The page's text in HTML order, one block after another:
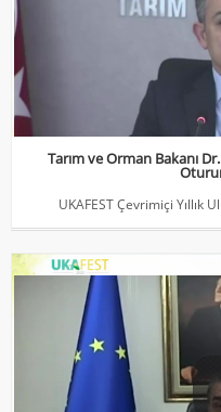
UKAFEST Çevrimiçi Yıllık
Tarım ve Orman Bakanı
UKAFEST Çevrimiçi Yıllık
Faruk KAYMAKÇI- Büyükelçi-
Çevrimiçi Yıllık Ulusal